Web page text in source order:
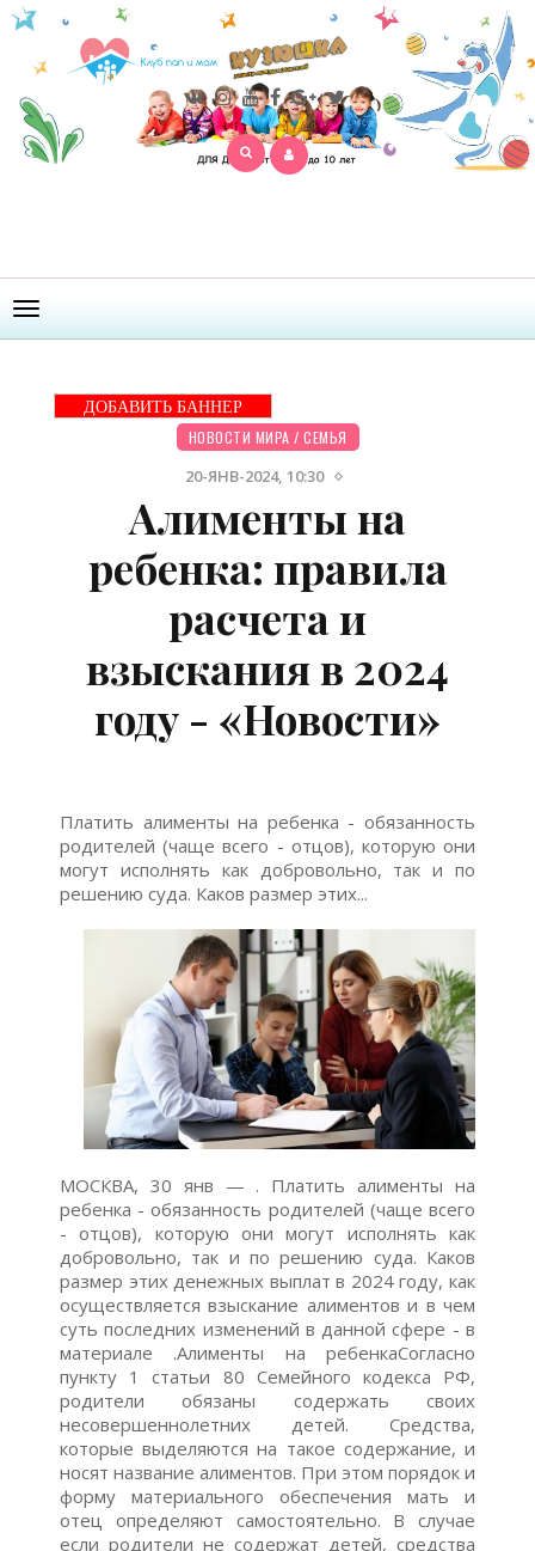
Открыть
меню
ДОБАВИТЬ БАННЕР
НОВОСТИ МИРА / СЕМЬЯ
20-ЯНВ-2024, 10:30
Алименты на
ребенка: правила
расчета и
взыскания в 2024
году - «Новости»
Платить алименты на ребенка - обязанность
родителей (чаще всего - отцов), которую они
могут исполнять как добровольно, так и по
решению суда. Каков размер этих...
МОСКВА, 30 янв — . Платить алименты на ребенка - обязанность родителей (чаще всего - отцов), которую они могут исполнять как добровольно, так и по решению суда. Каков размер этих денежных выплат в 2024 году, как осуществляется взыскание алиментов и в чем суть последних изменений в данной сфере - в материале .Алименты на ребенкаСогласно пункту 1 статьи 80 Семейного кодекса РФ, родители обязаны содержать своих несовершеннолетних детей. Средства, которые выделяются на такое содержание, и носят название алиментов. При этом порядок и форму материального обеспечения мать и отец определяют самостоятельно. В случае если родители не содержат детей, средства на эти цели взыскиваются в судебном порядке (пункт 2 статьи 80 СК РФ).“Размер алиментов на несовершеннолетних детей устанавливается либо алиментным соглашение, либо судом. Обычно суд определяет размер алиментов в долях от дохода родителей в зависимости от количества детей, - говорит доцент Финансового университета при Правительстве РФ Оксана Васильева. - Алименты по соглашению не могут быть меньше суммы, которая взыскивается судом. Минимальный размер законодательством в настоящее время не установлен и зависит от доходов плательщика”.Кто имеет право на алиментыАлименты полагаются не только детям, рожденным в браке, но появившимся вне семьи, при условии, что родство ребенка и человека, с которого взыскивается плата, подтверждено или доказано.Кроме родителя, с которым остался ребенок, подать на ежемесячные алименты на несовершеннолетнего могут:“Следует отметить, что законодательством защищены не только права несовершеннолетних детей, но и права женщин в период беременности и в течение трех лет со дня рождения ребенка, - добавляет Владимир Чупраков, адвокат, член Совета молодых адвокатов Адвокатской палаты Кировской области. - В силу статьи 89 Семейного кодекса супруги обязаны материально поддерживать друг друга. Если супругам не удалось достигнуть соглашения по данному вопросу, то жена во время своей беременности, а также в течение трех лет со дня рождения их общего ребенка имеет право требовать алименты в судебном порядке. При этом размер алиментов определяется судом на основании материального и семейного положения супругов (бывших супругов) и других заслуживающих внимания интересов сторон”.До какого возраста платят алиментыРодители обязаны платить алименты на ребенка, пока ему не исполнилось 18 лет, а иногда и после 18-ти, если он нетрудоспособен и нуждается в помощи.Однако, если ребенок до 18 лет вступит в брак, то с родителя снимают обязанности по его материальному обеспечению. Также это происходит в случае если несовершеннолетний, достигший 16 лет, объявляется полностью дееспособным (эмансипированным), если он работает по трудовому договору, или с согласия родителей, усыновителей или попечителя занимается предпринимательской деятельностью.Кроме того согласно статье 120 СК РФ выплата алиментов прекращается при усыновлении (удочерении) ребенка, на содержание которого взыскивались средства, или же со смертью лица, получающего алименты, либо того, кто обязан их уплачивать. "Кроме случаев, предусмотренных ч. 3 ст. 137 СК РФ, при сохранении личных неимущественных и имущественных прав и обязанностей, это указывается в решении суда об усыновлении”, - уточняет Валентин Лупу.Уплата алиментов— Алименты можно взыскать как в принудительном порядке через суд, так и добровольно — путем заключения соглашение об уплате средств, — рассказала семейный юрист Евгения Сергеева.ДобровольнаяНа основании главы 16 Семейного кодекса РФ родители или законные представители ребенка могут заключить соглашение об уплате алиментов. Оно должно устанавливать размер, условия и порядок выплаты средств на содержание несовершеннолетнего.Изменить документ или отказаться от исполнения соглашения в одностороннем порядке нельзя. А размер алиментов при этом не должен быть ниже суммы, которую мог бы назначить суд. “При этом в случае существенного изменения материального или семейного положения любая сторона такого соглашения может обратится с иском в суд об изменении или расторжении соглашения”, - говорит Валентин Лупу.Алименты по условиям соглашения могут уплачиваться:Также допускается сочетание различных вариантов уплаты алиментов.В соглашении может быть прописан и порядок индексации выплат. Если этот момент не оговорен, алименты нужно индексировать соответственно увеличению прожиточного минимума на ребенка.- Соглашение об уплате алиментов заключается в письменной форме и должно быть нотариально удостоверено, иначе оно признается недействительным. Средства, которые были добровольно перечислены для ребенка в отсутствие такого соглашения, алиментами не признаются. Но есть исключение. Если обязанное лицо перечисляет денежные средства с пометкой в назначении платежа "алименты" или "на содержание ребенка", то в дальнейшем суд и/или судебный пристав-исполнитель учтет данные суммы при расчете задолженности по алиментам, - уточняет Яна Воробьева, адвокат, член Московской областной коллегии адвокатов.“Если предусмотренные соглашением условия предоставления содержания несовершеннолетнему ребенку существенно нарушают его интересы, соглашение может быть признано судом недействительным по требованию законного представителя ребенка, органа опеки и попечительства или прокурора”, - говорит Оксана Васильева.По исполнительным листам и судебным приказамЕсли договориться по поводу выплаты алиментов на ребенка не получается, то родитель, с которым остается ребенок, имеет право обратиться в мировой или районный суд за помощью во взыскании. Для таких случаев существуют упрощенная процедура — с выдачей судебного приказа (в мировом суде) и обычная — через подачу искового заявления о взыскании (в районном суде).Первый вариант применяется, когда известно место проживания и работы родителя, уклоняющегося от исполнения своих обязанностей, а также сумма его доходов. В этом случае законному представителю ребенка достаточно лишь написать заявление о выдаче судебного приказа и подать его в мировой суд. Оно будет рассматриваться в упрощенном порядке, без вызова второй стороны. При этом выплаты назначаются только в долях от доходов.Если же при установлении места жительства алиментщика возникают проблемы или же достоверно неизвестно, чем он зарабатывает себе на жизнь, а также в том случае, если он не признает своего родства с ребенком или же не хочет выделять средства на его содержание, второму родителю придется подавать иск о взыскании алиментов.Как подать на алиментыВне зависимости от того, удалось ли родителям прийти к соглашению по вопросам алиментов, первый шаг в данном процессе - это сбор необходимых бумаг. Соглашение об уплате алиментов заключается у нотариуса (здесь же можно уточнить и необходимые для этого справки и документы), заявление о выдаче судебного приказа или исковое заявление в суд можно составить самостоятельно либо при помощи юриста.“Во втором случае в документе обязательно должны быть указаны следующие данные: адрес суда и его название, ФИО истца и ответчика, дата и место рождения, место жительства один из идентификаторов (СНИЛС, ИНН или паспорт), а также кратко изложена суть требований, их обоснование, сумма и расчет запрашиваемых алиментов”, - отмечает Яна Воробьева.В том случае, когда родителям удалось решить данный вопрос мирно, будущий плательщик алиментов может направить соответствующие письменное заявление в бухгалтерию по месту своей работы. В таком документе нужно указать, с какого времени и какую сумму нужно удерживать из его зарплаты, а также реквизиты, по которым эти деньги следует передать получателю.“Помните, что при образовании задолженности по вине лица, которое обязано уплачивать алименты по соответствующему соглашению, виновник несет ответственность в порядке, предусмотренном этим документом”, - напоминает Оксана Васильева.Куда обращатьсяКогда речь идет о соглашении об уплате алиментов, гражданам необходимо обратиться к нотариусу. В ином случае истец должен самостоятельно решить, в какой именно суд он будет подавать заявление. Это может орган правосудия по месту его жительства. а также по месту жительства ответчика.Также истцу предстоит решить, куда именно - в мировой или районный суд - ему необходимо обратиться. К мировому судье по вопросам алиментов обращаются тогда, когда между сторонами нет дополнительных противоречий противоречий и алименты взыскивается в долевом выражении. Если спорные моменты имеются, то решать вопрос, скорей всего, придется в районном суде.Необходимые документыАктуальный перечень документов, которые нужны для оформления соглашения об уплате алиментов, можно уточнить непосредственно у нотариуса. Чаще всего сторонам необходимы:По словам Яны Воробьевой, для обращения в суд необходимо подготовить следующие документы:В случае если доход ответчика сложно точно определить, вместе с заявлением нужно предоставить расчет средств, которые, по мнению истца, необходимы для содержания ребенка. При этом нужно приложить документальное обоснование этих трат (например, чеки).Если же ответчик не скрывается от уплаты алиментов, но хочет высказать свое мнение по этому поводу в суде, он должен представить:СрокиКак гласит статья 126 Гражданского процессуального кодекса РФ, судебный приказ выносится в течение 5 дней после поступления заявления. В этом же документе прописано, что в пятидневный срок с момента вынесения приказа его копия попадает не только к истцу, но и к должнику. После этого у второй стороны есть 10 дней на то, чтобы представить свои возражения (если таковые у него, конечно же, имеются).Если же вопрос об алиментах решается в районном суде, то после поступления искового заявления срок рассмотрения дела в большинстве случаев составляет не больше месяца. Этот период может быть увеличен вдвое, если судье пришлось столкнуться с большими сложностями. “В некоторых случаях суды могут вынести постановление о взыскании алиментов до вынесения решения о взыскании алиментов, т.е. до рассмотрения по существу. Как правило, это делается в случаях, если имеются основания полагать, что плательщик не